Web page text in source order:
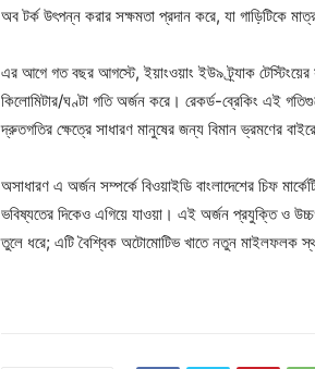
অব টর্ক উৎপন্ন করার সক্ষমতা প্রদান করে, যা গাড়িটিকে
এর আগে গত বছর আগস্টে, ইয়াংওয়াং ইউ৯ ট্র্যাক
কিলোমিটার/ঘণ্টা গতি অর্জন করে। রেকর্ড-ব্রেকিং এই
দ্রুতগতির ক্ষেত্রে সাধারণ মানুষের জন্য বিমান ভ্রমণের
অসাধারণ এ অর্জন সম্পর্কে বিওয়াইডি বাংলাদেশের চিফ
ভবিষ্যতের দিকেও এগিয়ে যাওয়া। এই অর্জন প্রযুক্তি ও
তুলে ধরে; এটি বৈশ্বিক অটোমোটিভ খাতে নতুন মাইলফলক